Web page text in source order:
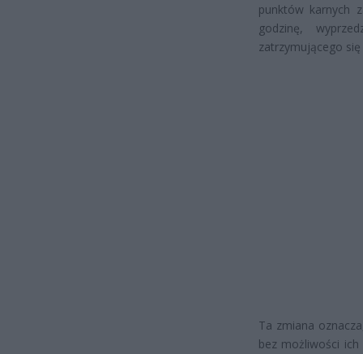
punktów karnych
godzinę,
zatrzymującego
Ta zmiana
bez możliwości